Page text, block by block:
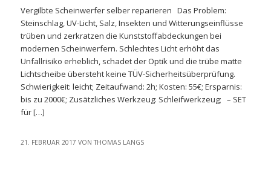
Vergilbte Scheinwerfer selber reparieren Das Problem:
Steinschlag, UV-Licht, Salz, Insekten und Witterungseinflüsse
trüben und zerkratzen die Kunststoffabdeckungen bei
modernen Scheinwerfern. Schlechtes Licht erhöht das
Unfallrisiko erheblich, schadet der Optik und die trübe matte
Lichtscheibe übersteht keine TÜV-Sicherheitsüberprüfung.
Schwierigkeit: leicht; Zeitaufwand: 2h; Kosten: 55€; Ersparnis:
bis zu 2000€; Zusätzliches Werkzeug: Schleifwerkzeug; – SET
für […]
21. FEBRUAR 2017 VONTHOMAS LANGS